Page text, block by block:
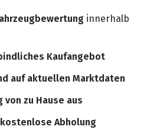
innerhalb
Kaufangebot
auf aktuellen Marktdaten
von zu Hause aus
Abholung